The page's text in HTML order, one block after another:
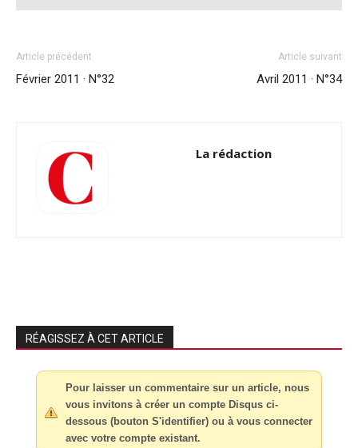
Article précédent
Février 2011 · N°32
Article suivant
Avril 2011 · N°34
La rédaction
RÉAGISSEZ À CET ARTICLE
Pour laisser un commentaire sur un article, nous
vous invitons à créer un compte Disqus ci-
dessous (bouton S'identifier) ou à vous connecter
avec votre compte existant.